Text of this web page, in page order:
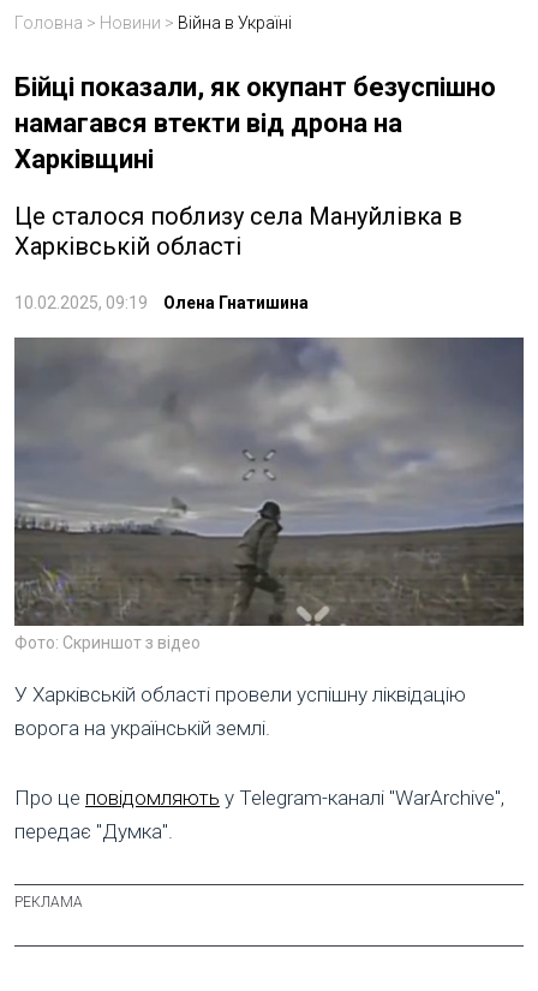
Головна > Новини > Війна в Україні
Бійці показали, як окупант безуспішно
намагався втекти від дрона на
Харківщині
Це сталося поблизу села Мануйлівка в
Харківській області
10.02.2025, 09:19 Олена Гнатишина
Фото: Скриншот з відео
У Харківській області провели успішну ліквідацію
ворога на українській землі.
Про це повідомляють у Telegram-каналі "WarArchive",
передає "Думка".